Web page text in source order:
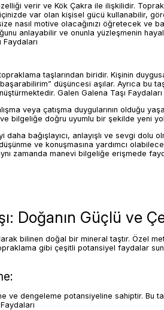
verir ve Kök Çakra ile ilişkilidir.
var olan kişisel gücü kullanabilir,
nasıl motive olacağınızı öğretecek ve
anlayabilir ve onunla yüzleşmenin
Faydaları
taşlarından biridir. Kişinin
düşüncesi aşılar. Ayrıca bu
Galen Galena Taşı Faydaları
veya çatışma duygularının olduğu
bilgeliğe doğru uyumlu bir şekilde yeni
daha bağışlayıcı, anlayışlı ve sevgi
ve konuşmasına yardımcı
zamanda manevi bilgeliğe erişmede
Doğanın Güçlü ve
bilinen doğal bir mineral taştır. Özel
gibi çeşitli potansiyel faydalar
ve dengeleme potansiyeline sahiptir.